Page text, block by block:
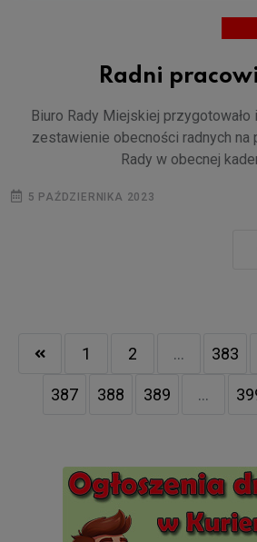
Radni
Biuro Rady Miejskiej
zestawienie obecności radnych
Rady w obecnej
5 PAŹDZIERNIKA 2023
1 2 ... 383
387 388 389 ...